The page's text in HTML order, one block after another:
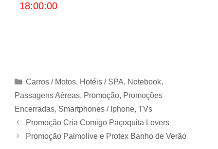
18:00:00
Categorias
Carros / Motos, Hotéis / SPA, Notebook,
Passagens Aéreas, Promoção, Promoções
Encerradas, Smartphones / Iphone, TVs
Promoção Cria Comigo Paçoquita Lovers
Promoção Palmolive e Protex Banho de Verão